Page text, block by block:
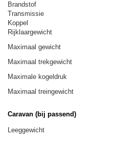
Brandstof
Transmissie
Koppel
Rijklaargewicht
Maximaal gewicht
Maximaal trekgewicht
Maximale kogeldruk
Maximaal treingewicht
Caravan (bij passend)
Leeggewicht